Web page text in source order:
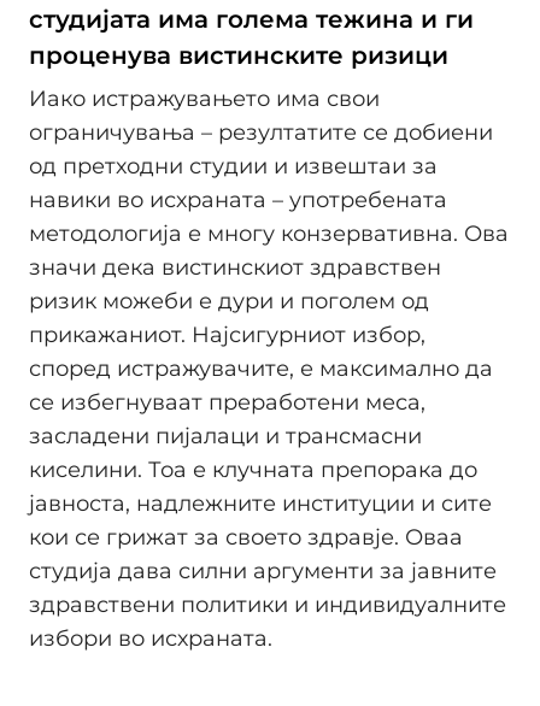
студијата има голема тежина и ги
проценува вистинските ризици
Иако истражувањето има свои
ограничувања – резултатите се добиени
од претходни студии и извештаи за
навики во исхраната – употребената
методологија е многу конзервативна. Ова
значи дека вистинскиот здравствен
ризик можеби е дури и поголем од
прикажаниот. Најсигурниот избор,
според истражувачите, е максимално да
се избегнуваат преработени меса,
засладени пијалаци и трансмасни
киселини. Тоа е клучната препорака до
јавноста, надлежните институции и сите
кои се грижат за своето здравје. Оваа
студија дава силни аргументи за јавните
здравствени политики и индивидуалните
избори во исхраната.